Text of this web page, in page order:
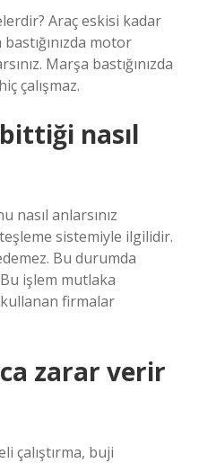
Araç eskisi kadar
bastığınızda motor
Marşa bastığınızda
çalışmaz.
nasıl
anlarsınız
sistemiyle ilgilidir.
Bu durumda
işlem mutlaka
firmalar
zarar verir
çalıştırma, buji